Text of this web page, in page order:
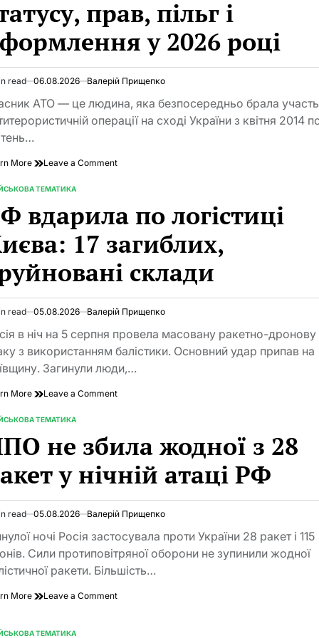
перевірити
статус,
шукати
що
змінюється
прямо
зараз
прав, пільг і
у 2026 році
read 06.08.2026 Валерій Прищепко
АТО — це людина, яка безпосередньо брала
операції на сході України з квітня 2014
More Leave a Commenton
гід
зі
статусу,
прав,
пільг
2026
ТЕМАТИКА
вдарила по логістиці
17 загиблих,
склади
read 05.08.2026 Валерій Прищепко
в ніч на 5 серпня провела масовану ракетно-дронову
з використанням балістики. Основний удар припав на
Загинули люди,…
More Leave a Commenton
логістиці
Києва:
17
загиблих,
ТЕМАТИКА
не збила жодної з 28
у нічній атаці РФ
read 05.08.2026 Валерій Прищепко
ночі Росія застосувала проти України 28 ракет і 115
Сили протиповітряної оборони не зупинили жодної
ракети. Більшість…
More Leave a Commenton
ТЕМАТИКА